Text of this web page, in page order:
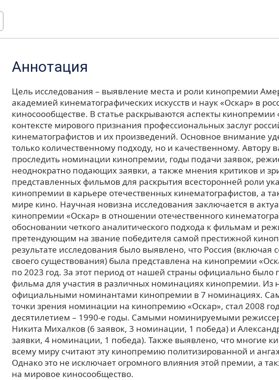
Аннотация
Цель исследования – выявление места и роли кинопремии
академией кинематографических искусств и наук «Оскар» в
киносоообществе. В статье раскрываются аспекты кинопремии
контексте мирового признания профессиональных заслуг
кинематографистов и их произведений. Основное внимание
только количественному подходу, но и качественному. Автору
проследить номинации кинопремии, годы подачи заявок,
неоднократно подающих заявки, а также мнения критиков и
представленных фильмов для раскрытия всесторонней роли
кинопремии в карьере отечественных кинематографистов, а
мире кино. Научная новизна исследования заключается в
кинопремии «Оскар» в отношении отечественного
обосновании четкого аналитического подхода к фильмам и
претендующим на звание победителя самой престижной
результате исследования было выявлено, что Россия (включая
своего существования) была представлена на кинопремии
по 2023 год. За этот период от нашей страны официально было
фильма для участия в различных номинациях кинопремии. Из
официальными номинантами кинопремии в 7 номинациях.
точки зрения номинации на кинопремию «Оскар», стал 2008
десятилетием – 1990-е годы. Самыми номинируемыми
Никита Михалков (6 заявок, 3 номинации, 1 победа) и
заявки, 4 номинации, 1 победа). Также выявлено, что многие
всему миру считают эту кинопремию политизированной и
Однако это не исключает огромного влияния этой премии, а
на мировое киносообщество.